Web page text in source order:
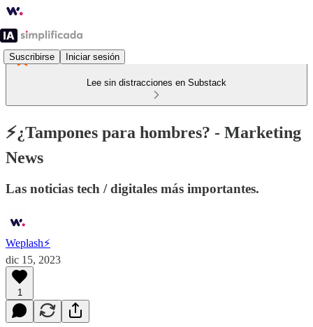
Suscribirse Iniciar sesión
Lee sin distracciones en Substack
⚡¿Tampones para hombres? - Marketing
News
Las noticias tech / digitales más importantes.
Weplash⚡️
dic 15, 2023
1